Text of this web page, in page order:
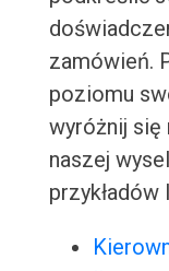
zamówień.
poziomu
wyróżnij się
naszej